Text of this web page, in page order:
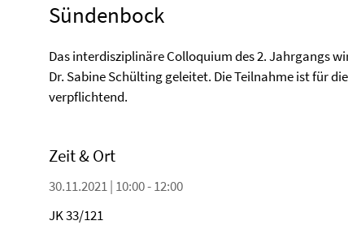
Sündenbock
Das interdisziplinäre Colloquium des 2. Jahrgangs
Dr. Sabine Schülting geleitet. Die Teilnahme ist für
verpflichtend.
Zeit & Ort
30.11.2021 | 10:00 - 12:00
JK 33/121